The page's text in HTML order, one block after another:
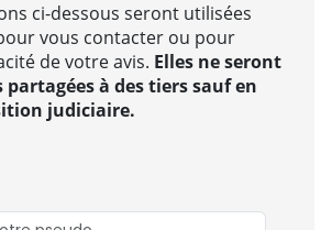
ci-dessous seront utilisées
vous contacter ou pour
de votre avis. Elles ne seront
partagées à des tiers sauf en
judiciaire.